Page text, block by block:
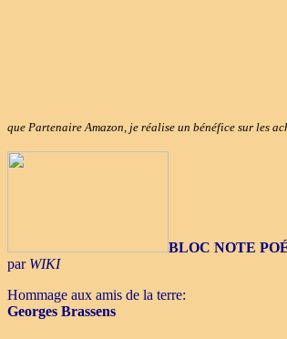
que Partenaire Amazon, je réalise un bénéfice sur les
BLOC NOTE
par WIKI
Hommage aux amis de la terre:
Georges Brassens